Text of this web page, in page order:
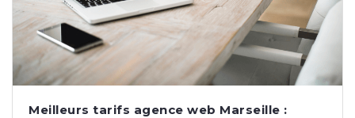
Meilleurs tarifs agence web Marseille :